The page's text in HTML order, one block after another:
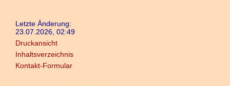
Letzte Änderung:
23.07.2026, 02:49
Druckansicht
Inhaltsverzeichnis
Kontakt-Formular